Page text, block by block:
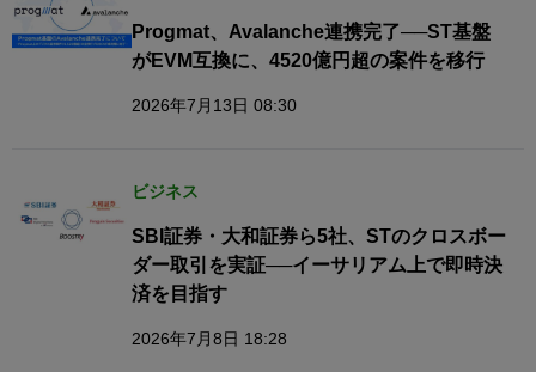
Progmat、Avalanche連携完了──ST基盤
がEVM互換に、4520億円超の案件を移行
2026年7月13日 08:30
ビジネス
SBI証券・大和証券ら5社、STのクロスボー
ダー取引を実証──イーサリアム上で即時決
済を目指す
2026年7月8日 18:28